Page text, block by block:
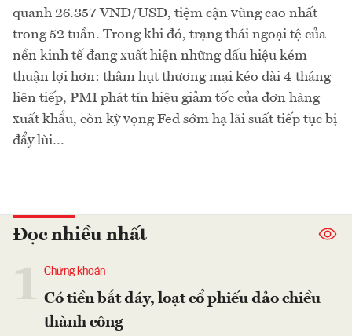
quanh 26.357 VND/USD, tiệm cận vùng cao nhất
trong 52 tuần. Trong khi đó, trạng thái ngoại tệ của
nền kinh tế đang xuất hiện những dấu hiệu kém
thuận lợi hơn: thâm hụt thương mại kéo dài 4 tháng
liên tiếp, PMI phát tín hiệu giảm tốc của đơn hàng
xuất khẩu, còn kỳ vọng Fed sớm hạ lãi suất tiếp tục bị
đẩy lùi…
Đọc nhiều nhất
Chứng khoán
Có tiền bắt đáy, loạt cổ phiếu đảo chiều
thành công